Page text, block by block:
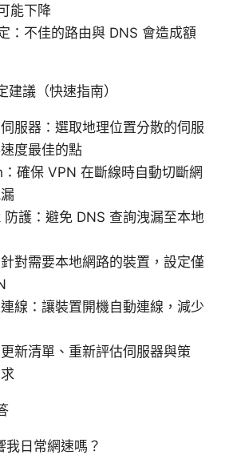
能下降
：不佳的路由與 DNS 會造成額
建議（快速指南）
服器：選取地理位置分散的伺服
度最佳的點
確保 VPN 在斷線時自動切斷網
護：避免 DNS 查詢洩漏至本地
對需要本地網路的裝置，設定僅
線：讓裝置開機自動連線，減少
新清單、重新評估伺服器與策
日常網速嗎？